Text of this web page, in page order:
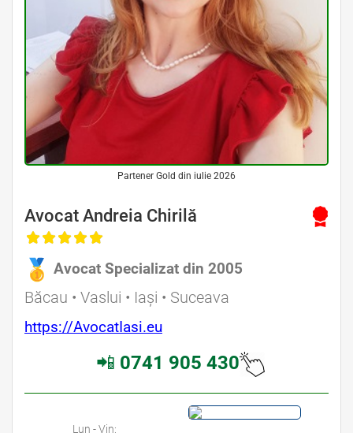
Partener Gold din iulie 2026
Avocat Andreia Chirilă
Avocat Specializat din 2005
Băcau • Vaslui • Iași • Suceava
https://AvocatIasi.eu
📲 0741 905 430
Lun - Vin: